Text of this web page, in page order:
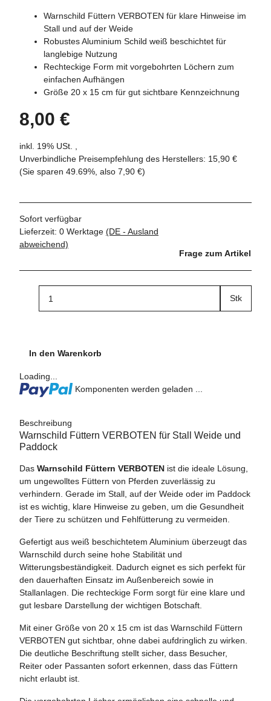
Warnschild Füttern VERBOTEN für klare Hinweise im
Stall und auf der Weide
Robustes Aluminium Schild weiß beschichtet für
langlebige Nutzung
Rechteckige Form mit vorgebohrten Löchern zum
einfachen Aufhängen
Größe 20 x 15 cm für gut sichtbare Kennzeichnung
8,00 €
inkl. 19% USt. ,
Unverbindliche Preisempfehlung des Herstellers: 15,90 €
(Sie sparen 49.69%, also 7,90 €)
Sofort verfügbar
Lieferzeit: 0 Werktage (DE - Ausland
abweichend)
Frage zum Artikel
Stk
In den Warenkorb
Loading...
Komponenten werden geladen ...
Beschreibung
Warnschild Füttern VERBOTEN für Stall Weide und
Paddock
Das Warnschild Füttern VERBOTEN ist die ideale Lösung,
um ungewolltes Füttern von Pferden zuverlässig zu
verhindern. Gerade im Stall, auf der Weide oder im Paddock
ist es wichtig, klare Hinweise zu geben, um die Gesundheit
der Tiere zu schützen und Fehlfütterung zu vermeiden.
Gefertigt aus weiß beschichtetem Aluminium überzeugt das
Warnschild durch seine hohe Stabilität und
Witterungsbeständigkeit. Dadurch eignet es sich perfekt für
den dauerhaften Einsatz im Außenbereich sowie in
Stallanlagen. Die rechteckige Form sorgt für eine klare und
gut lesbare Darstellung der wichtigen Botschaft.
Mit einer Größe von 20 x 15 cm ist das Warnschild Füttern
VERBOTEN gut sichtbar, ohne dabei aufdringlich zu wirken.
Die deutliche Beschriftung stellt sicher, dass Besucher,
Reiter oder Passanten sofort erkennen, dass das Füttern
nicht erlaubt ist.